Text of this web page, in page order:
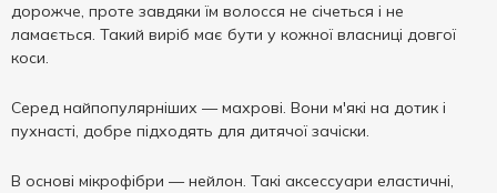
дорожче, проте завдяки їм волосся не січеться і не
ламається. Такий виріб має бути у кожної власниці довгої
коси.
Серед найпопулярніших — махрові. Вони м'які на дотик і
пухнасті, добре підходять для дитячої зачіски.
В основі мікрофібри — нейлон. Такі аксессуари еластичні,